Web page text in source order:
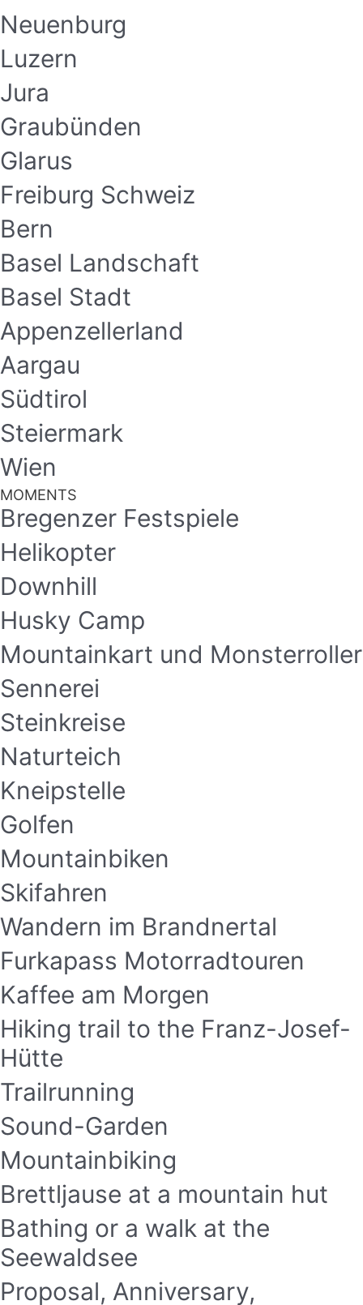
Neuenburg
Luzern
Jura
Graubünden
Glarus
Freiburg Schweiz
Bern
Basel Landschaft
Basel Stadt
Appenzellerland
Aargau
Südtirol
Steiermark
Wien
MOMENTS
Bregenzer Festspiele
Helikopter
Downhill
Husky Camp
Mountainkart und Monsterroller
Sennerei
Steinkreise
Naturteich
Kneipstelle
Golfen
Mountainbiken
Skifahren
Wandern im Brandnertal
Furkapass Motorradtouren
Kaffee am Morgen
Hiking trail to the Franz-Josef-
Hütte
Trailrunning
Sound-Garden
Mountainbiking
Brettljause at a mountain hut
Bathing or a walk at the
Seewaldsee
Proposal, Anniversary,